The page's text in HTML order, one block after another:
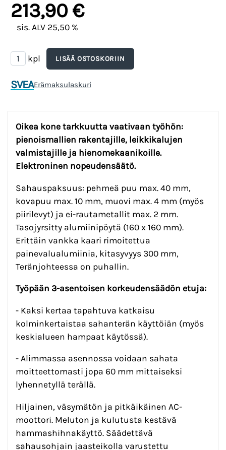
213,90 €
sis. ALV 25,50 %
kpl
SVEAErämaksulaskuri
Oikea kone tarkkuutta vaativaan työhön:
pienoismallien rakentajille, leikkikalujen
valmistajille ja hienomekaanikoille.
Elektroninen nopeudensäätö.
Sahauspaksuus: pehmeä puu max. 40 mm,
kovapuu max. 10 mm, muovi max. 4 mm (myös
piirilevyt) ja ei-rautametallit max. 2 mm.
Tasojyrsitty alumiinipöytä (160 x 160 mm).
Erittäin vankka kaari rimoitettua
painevalualumiinia, kitasyvyys 300 mm,
Teränjohteessa on puhallin.
Työpään 3-asentoisen korkeudensäädön etuja:
- Kaksi kertaa tapahtuva katkaisu
kolminkertaistaa sahanterän käyttöiän (myös
keskialueen hampaat käytössä).
- Alimmassa asennossa voidaan sahata
moitteettomasti jopa 60 mm mittaiseksi
lyhennetyllä terällä.
Hiljainen, väsymätön ja pitkäikäinen AC-
moottori. Meluton ja kulutusta kestävä
hammashihnakäyttö. Säädettävä
sahausohjain jaasteikolla varustettu